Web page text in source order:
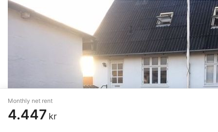
Monthly net rent
4.447 kr